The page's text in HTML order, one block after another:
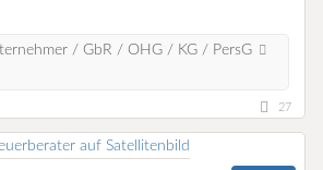
/ GbR / OHG / KG / PersG
27